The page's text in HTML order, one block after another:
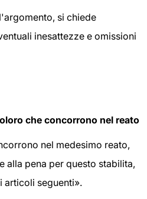
si chiede
inesattezze e omissioni
che concorrono nel reato
nel medesimo reato,
alla pena per questo stabilita,
articoli seguenti».